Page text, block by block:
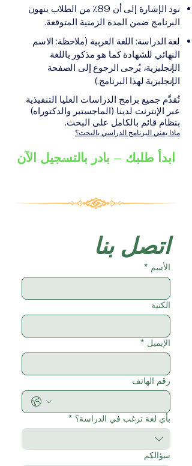
الإلكترونيقد يُطلب تقديم
مستندات إضافية حسب
البرنامج والمؤسسة التعليمية
الأكاديمية المناسبة للبرنامج،
والتي تصدر عن المؤسسة
التعليمية المسؤولة عن تقديم
البرنامج ضمن شبكة VBNN
Smart Education Group.
نود الإشارة إلى أن 89٪ من الطلاب ينهون
البرنامج ضمن المدة الزمنية المتوقعة.
لغة الدراسة: اللغة العربية (ملاحظة: الاسم
النهائي للشهادة كما هو مذكور باللغة
الإنجليزية، يُرجى الرجوع إلى الصفحة
الإنجليزية لهذا البرنامج.)
تُقدَّم جميع برامج الدراسات العليا التنفيذية
عبر الإنترنت لدينا (الماجستير والدكتوراه)
بنظام قائم بالكامل على البحث.
ماذا يعني البرنامج الدراسي بالبحث؟
ابدأ طلبك – بادر بالتسجيل الآن
اتصل بنا
الأسم *
الكنية
الإيميل *
رقم الهاتف
بأي لغة ترغب في الدراسة؟ *
سؤالكم